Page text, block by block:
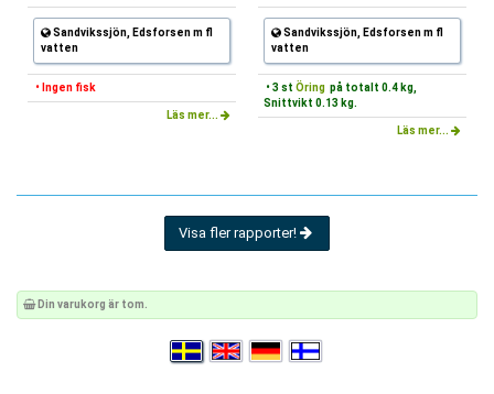
Sandvikssjön, Edsforsen m fl
vatten
• Ingen fisk
Läs mer...
Sandvikssjön, Edsforsen m fl
vatten
• 3 st Öring på totalt 0.4 kg,
Snittvikt 0.13 kg.
Läs mer...
Visa fler rapporter!
Din varukorg är tom.